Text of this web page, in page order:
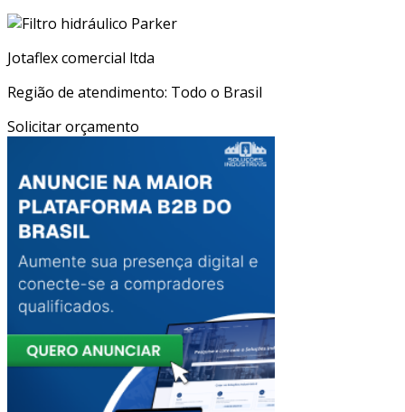
Jotaflex comercial ltda
Região de atendimento: Todo o Brasil
Solicitar orçamento